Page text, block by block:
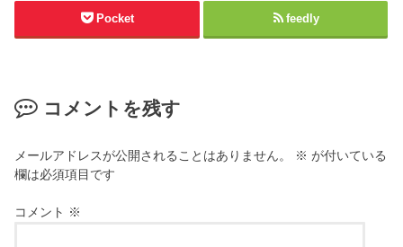
Pocket feedly
コメントを残す
メールアドレスが公開されることはありません。 ※ が付いている
欄は必須項目です
コメント ※